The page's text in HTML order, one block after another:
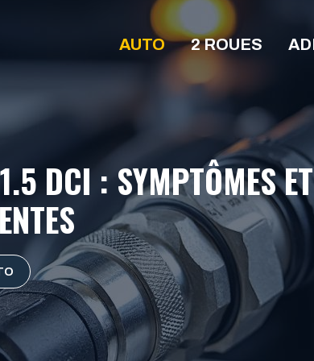
AUTO 2 ROUES
DCI : SYMPTÔMES